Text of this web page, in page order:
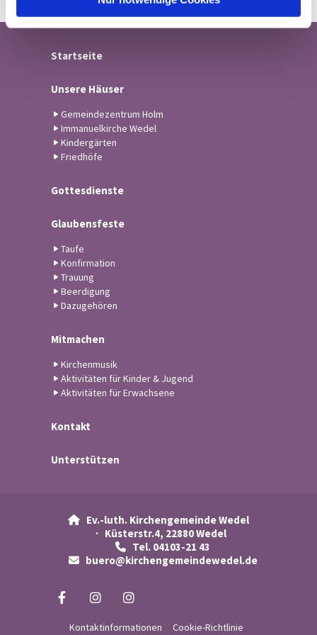
Startseite
Unsere Häuser
Gemeindezentrum Holm
Immanuelkirche Wedel
Kindergärten
Friedhöfe
Gottesdienste
Glaubensfeste
Taufe
Konfirmation
Trauung
Beerdigung
Dazugehören
Mitmachen
Kirchenmusik
Aktivitäten für Kinder & Jugend
Aktivitäten für Erwachsene
Kontakt
Unterstützen

Ev.-luth. Kirchengemeinde Wedel
· Küsterstr.4, 22880 Wedel
 Tel. 04103-21 43
buero@kirchengemeindewedel.de
Kontaktinformationen Cookie-Richtlinie